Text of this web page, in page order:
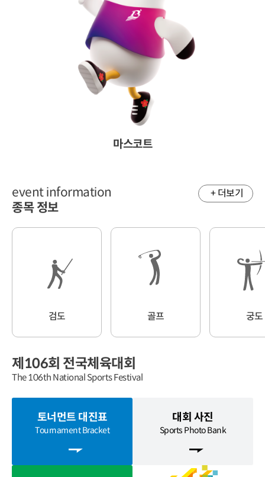
마스코트
event information
종목 정보
검도 골프 궁도
+ 더보기
제106회 전국체육대회
The 106th National Sports Festival
토너먼트 대진표
Tournament Bracket
대회 사진
Sports Photo Bank